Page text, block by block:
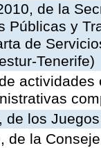
de la
Públicas y
de
Tenerife)
de los
de la